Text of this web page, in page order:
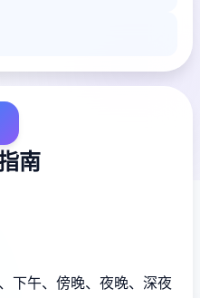
南
下午、傍晚、夜晚、深夜